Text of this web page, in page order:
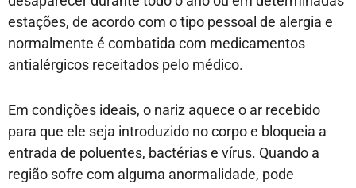
estações, de acordo com o tipo pessoal de alergia e
normalmente é combatida com medicamentos
antialérgicos receitados pelo médico.
Em condições ideais, o nariz aquece o ar recebido
para que ele seja introduzido no corpo e bloqueia a
entrada de poluentes, bactérias e vírus. Quando a
região sofre com alguma anormalidade, pode